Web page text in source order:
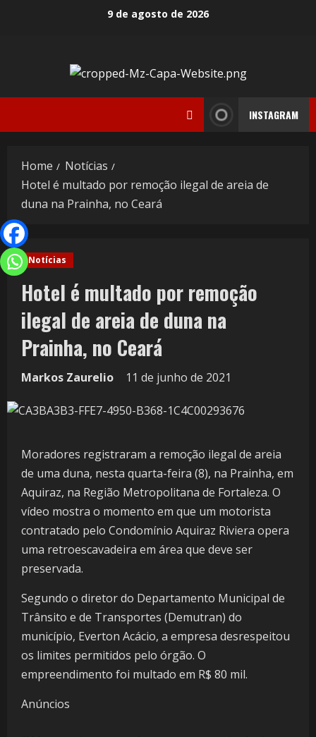
9 de agosto de 2026
INSTAGRAM
Home
Notícias
Hotel é multado por remoção ilegal de areia de
duna na Prainha, no Ceará
Notícias
Hotel é multado por remoção
ilegal de areia de duna na
Prainha, no Ceará
Markos Zaurelio 11 de junho de 2021
Moradores registraram a remoção ilegal de areia
de uma duna, nesta quarta-feira (8), na Prainha, em
Aquiraz, na Região Metropolitana de Fortaleza. O
vídeo mostra o momento em que um motorista
contratado pelo Condomínio Aquiraz Riviera opera
uma retroescavadeira em área que deve ser
preservada.
Segundo o diretor do Departamento Municipal de
Trânsito e de Transportes (Demutran) do
município, Everton Acácio, a empresa desrespeitou
os limites permitidos pelo órgão. O
empreendimento foi multado em R$ 80 mil.
Anúncios